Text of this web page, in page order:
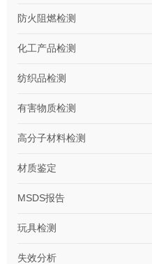
防火阻燃检测
化工产品检测
纺织品检测
有害物质检测
高分子材料检测
材质鉴定
MSDS报告
玩具检测
失效分析